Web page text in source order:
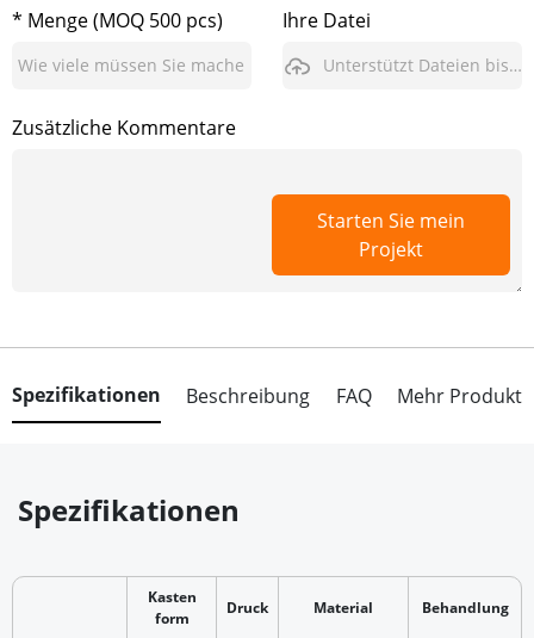
* Menge (MOQ 500 pcs) Ihre Datei
Unterstützt Dateien bis zu 3GB
Zusätzliche Kommentare
Starten Sie mein
Projekt
Spezifikationen Beschreibung FAQ Mehr Produkt
Spezifikationen
Kasten
form
Druck Material Behandlung